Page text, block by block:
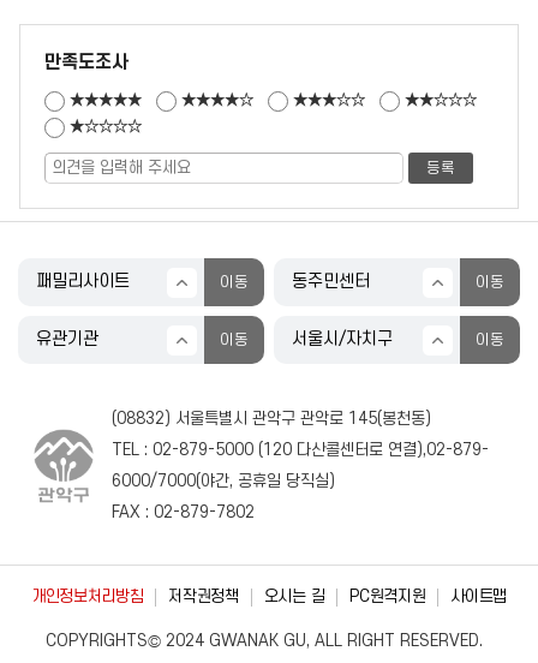
만족도조사
★★★★★ ★★★★☆ ★★★☆☆
★★☆☆☆
★☆☆☆☆
(08832) 서울특별시 관악구 관악로 145(봉천동)
TEL : 02-879-5000(120다산콜센터로 연결),02-879-
6000/ 7000(야간, 공휴일 당직실)
FAX : 02-879-7802
개인정보처리방침 저작권정책 오시는 길 PC원격지원 사이트맵
COPYRIGHTS© 2024 GWANAK GU, ALL RIGHT RESERVED.